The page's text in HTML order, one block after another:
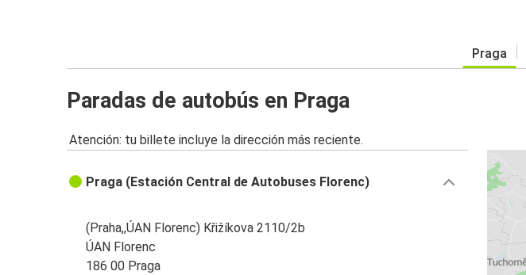
Praga
Paradas de autobús en Praga
Atención: tu billete incluye la dirección más reciente.
Praga (Estación Central de Autobuses Florenc)
(Praha,,ÚAN Florenc) Křižíkova 2110/2b
ÚAN Florenc
186 00 Praga